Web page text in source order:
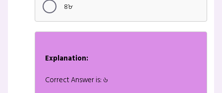
৪৮
Explanation:
Correct Answer is: ৬